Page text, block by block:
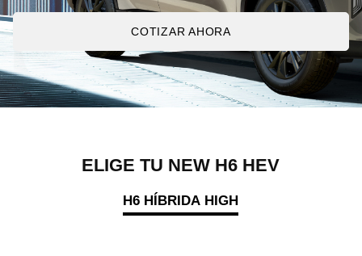
COTIZAR AHORA
ELIGE TU NEW H6 HEV
H6 HÍBRIDA HIGH